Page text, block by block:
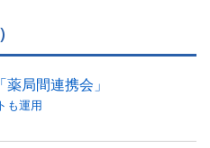
局間連携会」
も運用